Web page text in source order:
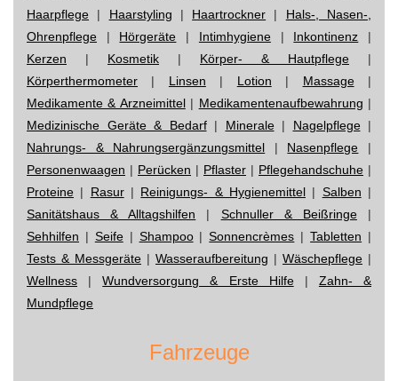
Haarpflege | Haarstyling | Haartrockner | Hals-, Nasen-,
Ohrenpflege | Hörgeräte | Intimhygiene| Inkontinenz |
Kerzen | Kosmetik | Körper- & Hautpflege |
Körperthermometer | Linsen | Lotion | Massage|
Medikamente & Arzneimittel| Medikamentenaufbewahrung |
Medizinische Geräte & Bedarf| Minerale| Nagelpflege|
Nahrungs- & Nahrungsergänzungsmittel | Nasenpflege |
Personenwaagen | Perücken | Pflaster | Pflegehandschuhe |
Proteine | Rasur| Reinigungs- & Hygienemittel | Salben |
Sanitätshaus & Alltagshilfen | Schnuller & Beißringe|
Sehhilfen | Seife| Shampoo|Sonnencrèmes |Tabletten |
Tests & Messgeräte | Wasseraufbereitung | Wäschepflege |
Wellness |Wundversorgung & Erste Hilfe| Zahn- &
Mundpflege
Fahrzeuge